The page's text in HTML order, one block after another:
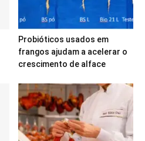
Probióticos usados em
frangos ajudam a acelerar o
crescimento de alface